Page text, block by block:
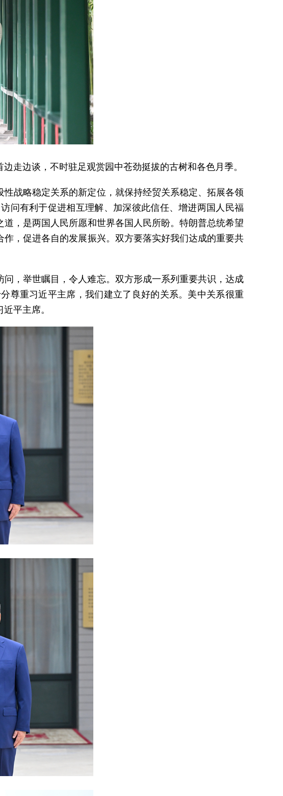
走边谈，不时驻足观赏园中苍劲挺拔的古树和各色月季。
战略稳定关系的新定位，就保持经贸关系稳定、拓展各领
问有利于促进相互理解、加深彼此信任、增进两国人民福
，是两国人民所愿和世界各国人民所盼。特朗普总统希望
，促进各自的发展振兴。双方要落实好我们达成的重要共
，举世瞩目，令人难忘。双方形成一系列重要共识，达成
尊重习近平主席，我们建立了良好的关系。美中关系很重
平主席。